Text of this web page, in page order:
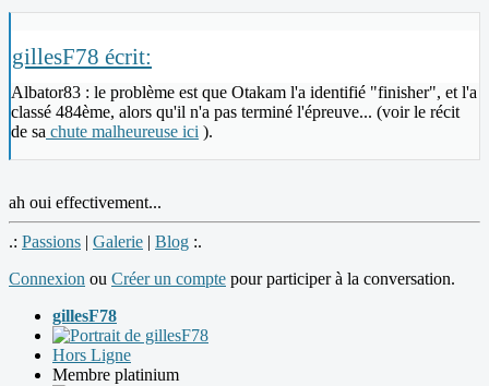
gillesF78 écrit:
Albator83 : le problème est que Otakam l'a identifié "finisher", et l'a
classé 484ème, alors qu'il n'a pas terminé l'épreuve... (voir le récit
de sa chute malheureuse ici ).
ah oui effectivement...
.: Passions | Galerie | Blog :.
Connexion ou Créer un compte pour participer à la conversation.
gillesF78
Hors Ligne
Membre platinium